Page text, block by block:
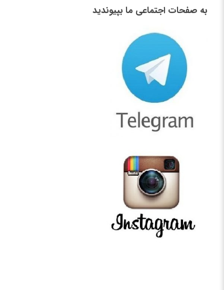
به صفحات اجتماعی ما بپیوندید